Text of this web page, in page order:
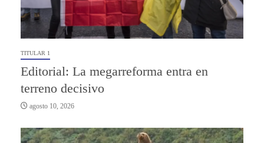
TITULAR 1
Editorial: La megarreforma entra en
terreno decisivo
agosto 10, 2026